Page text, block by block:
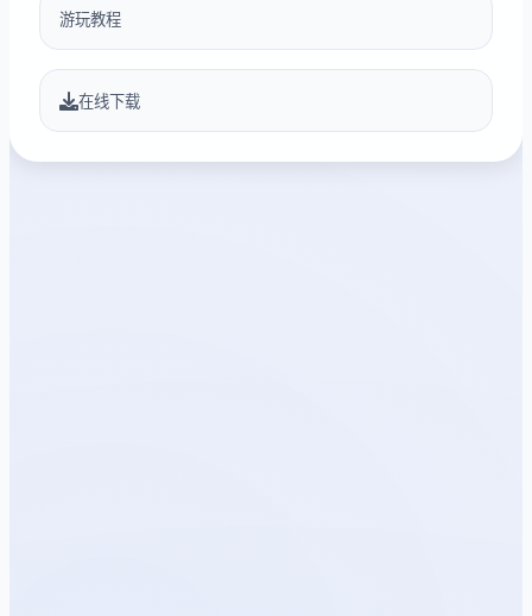
游玩教程
在线下载